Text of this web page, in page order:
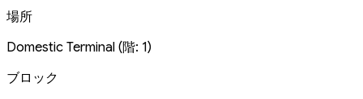
場所
Domestic Terminal (階: 1)
ブロック